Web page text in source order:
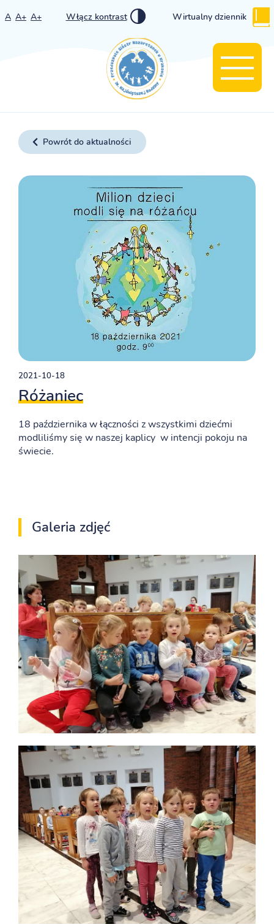
A A+ A+ Włącz kontrast Wirtualny dziennik
Powrót do aktualności
2021-10-18
Różaniec
18 października w łączności z wszystkimi dziećmi
modliliśmy się w naszej kaplicy w intencji pokoju na
świecie.
Galeria zdjęć